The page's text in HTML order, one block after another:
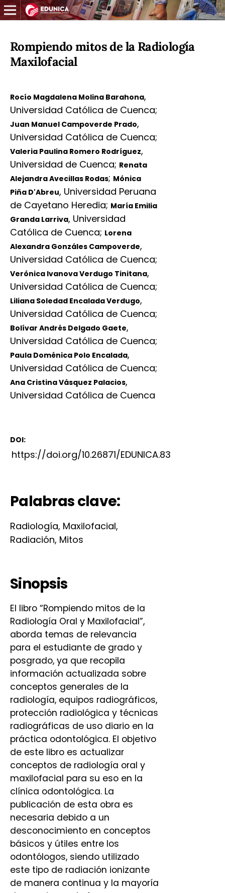
Rompiendo mitos de la Radiología
Maxilofacial
Rocío Magdalena Molina Barahona,
Universidad Católica de Cuenca;
Juan Manuel Campoverde Prado,
Universidad Católica de Cuenca;
Valeria Paulina Romero Rodríguez,
Universidad de Cuenca; Renata
Alejandra Avecillas Rodas; Mónica
Piña D'Abreu, Universidad Peruana
de Cayetano Heredia; María Emilia
Granda Larriva, Universidad
Católica de Cuenca; Lorena
Alexandra Gonzáles Campoverde,
Universidad Católica de Cuenca;
Verónica Ivanova Verdugo Tinitana,
Universidad Católica de Cuenca;
Liliana Soledad Encalada Verdugo,
Universidad Católica de Cuenca;
Bolívar Andrés Delgado Gaete,
Universidad Católica de Cuenca;
Paula Doménica Polo Encalada,
Universidad Católica de Cuenca;
Ana Cristina Vásquez Palacios,
Universidad Católica de Cuenca
DOI:
https://doi.org/10.26871/EDUNICA.83
Palabras clave:
Radiología, Maxilofacial,
Radiación, Mitos
Sinopsis
El libro “Rompiendo mitos de la
Radiología Oral y Maxilofacial”,
aborda temas de relevancia
para el estudiante de grado y
posgrado, ya que recopila
información actualizada sobre
conceptos generales de la
radiología, equipos radiográficos,
protección radiológica y técnicas
radiográficas de uso diario en la
práctica odontológica. El objetivo
de este libro es actualizar
conceptos de radiología oral y
maxilofacial para su eso en la
clínica odontológica. La
publicación de esta obra es
necesaria debido a un
desconocimiento en conceptos
básicos y útiles entre los
odontólogos, siendo utilizado
este tipo de radiación ionizante
de manera continua y la mayoría